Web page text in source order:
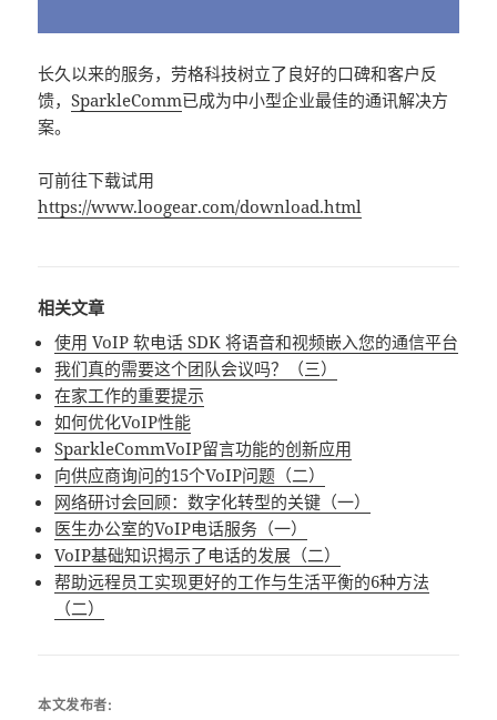
长久以来的服务，劳格科技树立了良好的口碑和客户反
馈，SparkleComm已成为中小型企业最佳的通讯解决方
案。
可前往下载试用
https://www.loogear.com/download.html
相关文章
使用 VoIP 软电话 SDK 将语音和视频嵌入您的通信平台
我们真的需要这个团队会议吗？（三）
在家工作的重要提示
如何优化VoIP性能
SparkleCommVoIP留言功能的创新应用
向供应商询问的15个VoIP问题（二）
网络研讨会回顾：数字化转型的关键（一）
医生办公室的VoIP电话服务（一）
VoIP基础知识揭示了电话的发展（二）
帮助远程员工实现更好的工作与生活平衡的6种方法
（二）
本文发布者: